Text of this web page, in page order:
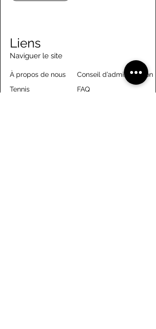
Liens
Naviguer le site
À propos de nous
Conseil d’administration
Tennis
FAQ